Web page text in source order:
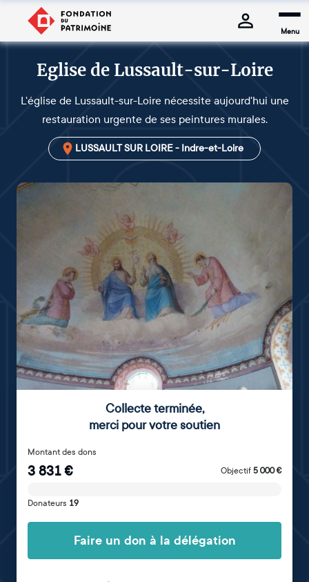
Menu
Eglise de Lussault-sur-Loire
L'église de Lussault-sur-Loire nécessite aujourd'hui une
restauration urgente de ses peintures murales.
LUSSAULT SUR LOIRE - Indre-et-Loire
Collecte terminée,
merci pour votre soutien
Montant des dons
3 831€ Objectif 5 000€
Donateurs 19
Faire un don à la délégation